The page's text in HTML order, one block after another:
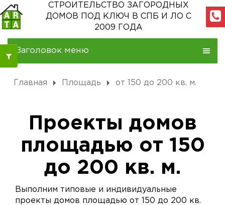
СТРОИТЕЛЬСТВО ЗАГОРОДНЫХ
ДОМОВ
ПОД КЛЮЧ В СПБ И ЛО С
2009 ГОДА
Заголовок меню
Главная Площадь от 150 до 200 кв. м.
Проекты домов
площадью от 150
до 200 кв. м.
Выполним типовые и индивидуальные
проекты домов площадью от 150 до 200 кв.